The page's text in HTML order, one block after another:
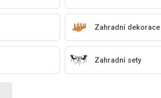
Zahradní dekorace
Zahradní sety